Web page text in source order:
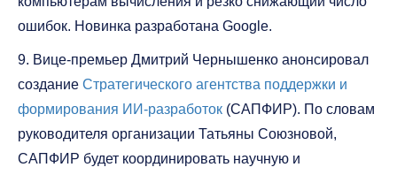
ошибок. Новинка разработана Google.
9. Вице-премьер Дмитрий Чернышенко анонсировал
создание Стратегического агентства поддержки и
формирования ИИ-разработок (САПФИР). По словам
руководителя организации Татьяны Союзновой,
САПФИР будет координировать научную и